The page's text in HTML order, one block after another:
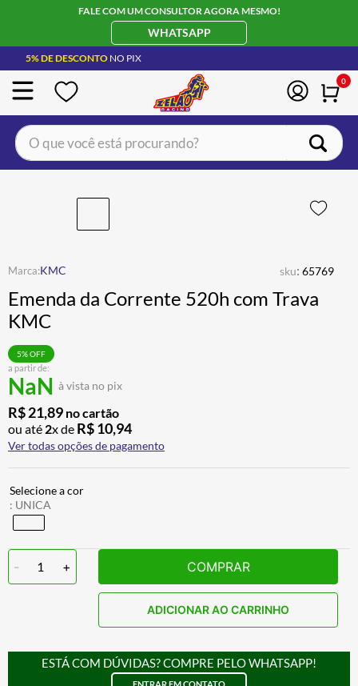
FALE COM UM CONSULTOR AGORA MESMO!
WHATSAPP
5% DE DESCONTO NO PIX
0
O que você está procurando?
KMC sku: 65769
Emenda da Corrente 520h com Trava
KMC
a partir de:
NaN à vista no pix
5% OFF
R$21,89 no cartão
ou até 2x de R$10,94
Ver todas opções de pagamento
: UNICA
- 1 + COMPRAR
ADICIONAR AO CARRINHO
ESTÁ COM DÚVIDAS? COMPRE PELO WHATSAPP!
ENTRAR EM CONTATO
CAPACETE LS2
BOTA
5 º
6º
7º
8º
9º AIROH
10º BOTAS